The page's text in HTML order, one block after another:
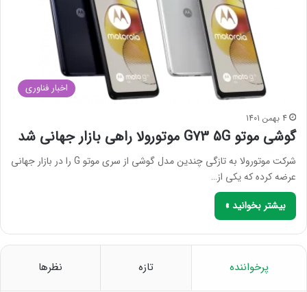
اخبار فناوری
4 بهمن 1401
گوشی موتو G73 5G موتورولا راهی بازار جهانی شد
شرکت موتورولا به تازگی چندین مدل گوشی از سری موتو G را در بازار جهانی
عرضه کرده که یکی از…
بیشتر بخوانید »
پرخواننده تازه نظرها